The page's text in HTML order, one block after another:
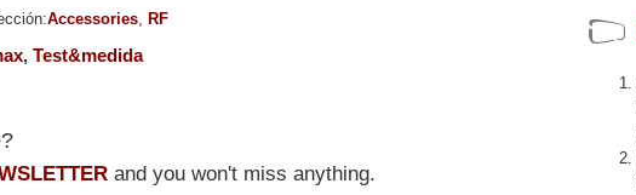
Accessories RF
, Test&medida
and you won't miss anything.